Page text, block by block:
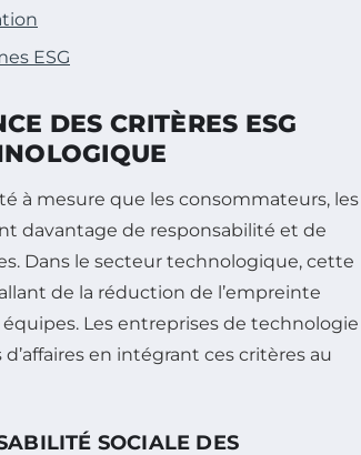
ESG
DES CRITÈRES ESG
à mesure que les consommateurs, les
davantage de responsabilité et de
Dans le secteur technologique, cette
de la réduction de l’empreinte
équipes. Les entreprises de technologie
en intégrant ces critères au
SOCIALE DES